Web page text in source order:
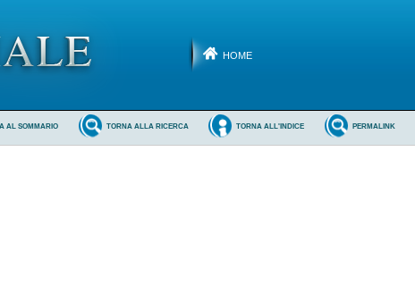
HOME
PERMALINK
TORNA ALL'INDICE
TORNA ALLA RICERCA
AL SOMMARIO